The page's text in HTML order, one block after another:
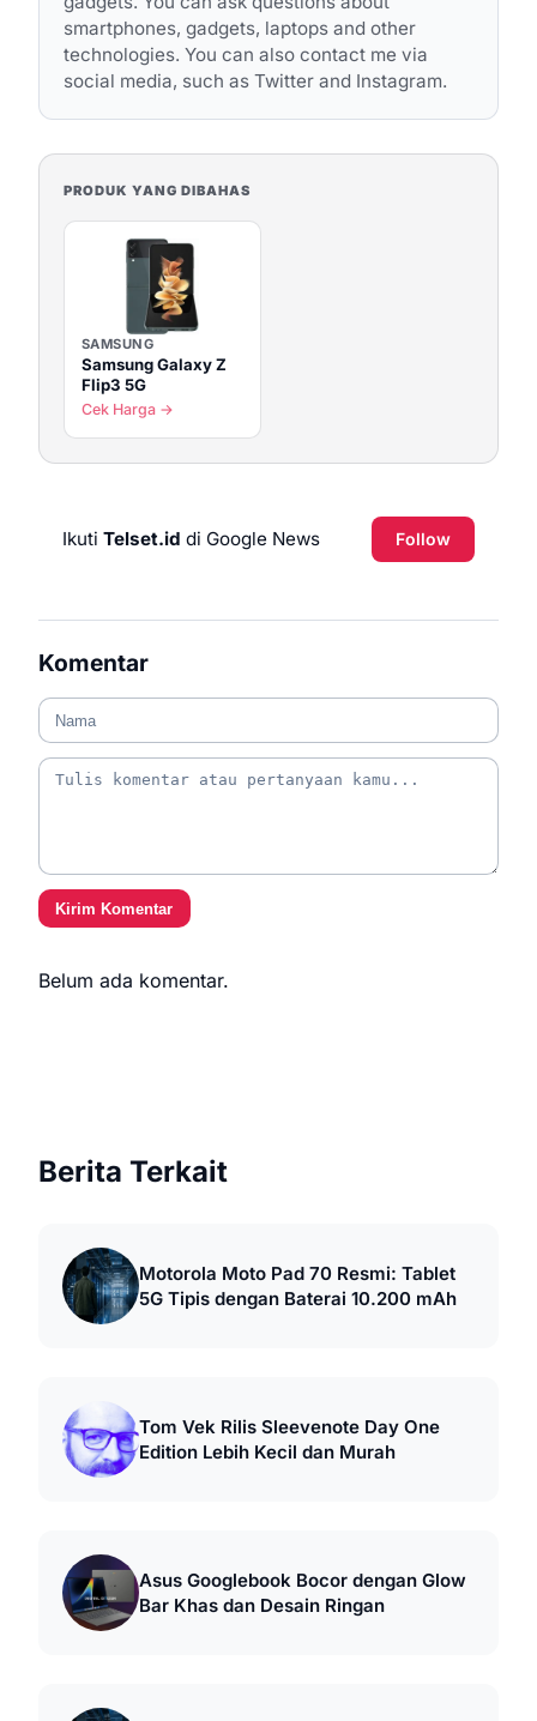
smartphones, gadgets, laptops and other
technologies. You can also contact me via
social media, such as Twitter and Instagram.
PRODUK YANG DIBAHAS
SAMSUNG
Samsung Galaxy Z
Flip3 5G
Cek Harga →
Ikuti Telset.id di Google News Follow
Komentar
Kirim Komentar
Belum ada komentar.
Berita Terkait
Motorola Moto Pad 70 Resmi: Tablet
5G Tipis dengan Baterai 10.200 mAh
Tom Vek Rilis Sleevenote Day One
Edition Lebih Kecil dan Murah
Asus Googlebook Bocor dengan Glow
Bar Khas dan Desain Ringan